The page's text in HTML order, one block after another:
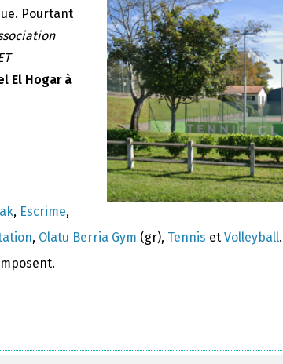
Pourtant
El Hogar à
, Escrime,
, Olatu Berria Gym (gr), Tennis et Volleyball.